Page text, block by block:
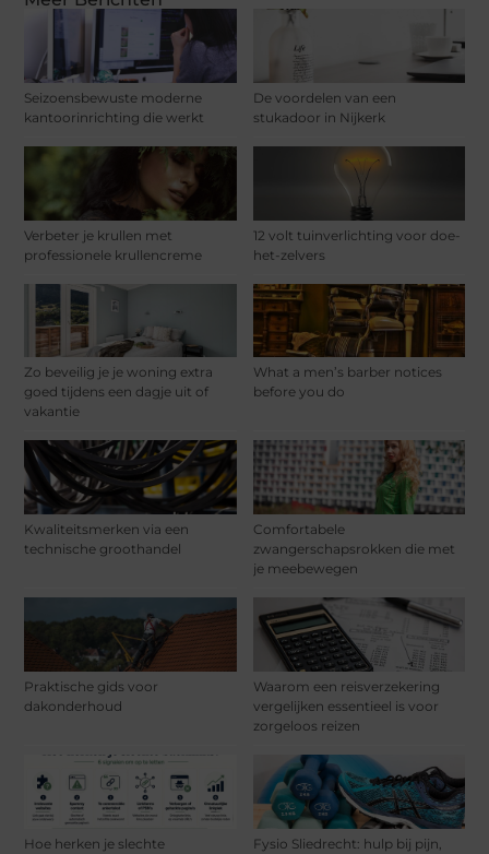
Seizoensbewuste moderne
kantoorinrichting die werkt
De voordelen van een
stukadoor in Nijkerk
Verbeter je krullen met
professionele krullencreme
12 volt tuinverlichting voor doe-
het-zelvers
Zo beveilig je je woning extra
goed tijdens een dagje uit of
vakantie
What a men’s barber notices
before you do
Kwaliteitsmerken via een
technische groothandel
Comfortabele
zwangerschapsrokken die met
je meebewegen
Praktische gids voor
dakonderhoud
Waarom een reisverzekering
vergelijken essentieel is voor
zorgeloos reizen
Hoe herken je slechte
Fysio Sliedrecht: hulp bij pijn,